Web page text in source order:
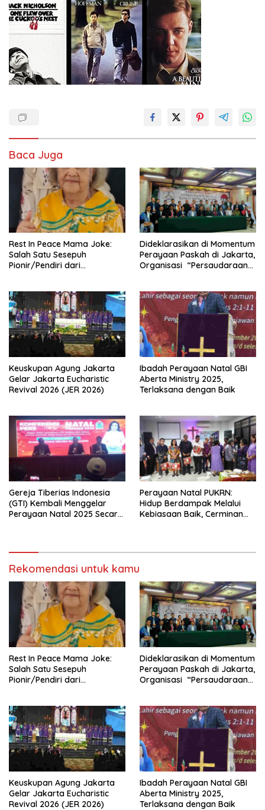
Baca Juga
Rest In Peace Mama Joke:
Salah Satu Sesepuh
Pionir/Pendiri dari
Indonesia Jemaat Pancaran
Kasih Allah.
Dideklarasikan di Momentum
Perayaan Paskah di Jakarta,
Organisasi “Persaudaraan
Menjadi Wadah
Kebersamaan Lintas
Denominasi untuk
Menghimpun Potensi Warga
Gereja Diaspora untuk
Menjawab Tantangan Sosial
Keuskupan Agung Jakarta
Gelar Jakarta Eucharistic
Revival 2026 (JER 2026)
Ibadah Perayaan Natal GBI
Aberta Ministry 2025,
Terlaksana dengan Baik
Gereja Tiberias Indonesia
(GTI) Kembali Menggelar
Perayaan Natal 2025 Secara
Perayaan Natal PUKRN:
Hidup Berdampak Melalui
Kebiasaan Baik, Cerminan
Rekomendasi untuk kamu
Rest In Peace Mama Joke:
Salah Satu Sesepuh
Pionir/Pendiri dari
Indonesia Jemaat Pancaran
Kasih Allah.
Dideklarasikan di Momentum
Perayaan Paskah di Jakarta,
Organisasi “Persaudaraan
Menjadi Wadah
Kebersamaan Lintas
Denominasi untuk
Menghimpun Potensi Warga
Gereja Diaspora untuk
Menjawab Tantangan Sosial
Keuskupan Agung Jakarta
Gelar Jakarta Eucharistic
Revival 2026 (JER 2026)
Ibadah Perayaan Natal GBI
Aberta Ministry 2025,
Terlaksana dengan Baik